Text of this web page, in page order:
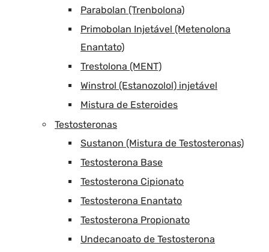
Parabolan (Trenbolona)
Primobolan Injetável (Metenolona
Enantato)
Trestolona (MENT)
Winstrol (Estanozolol) injetável
Mistura de Esteroides
Testosteronas
Sustanon (Mistura de Testosteronas)
Testosterona Base
Testosterona Cipionato
Testosterona Enantato
Testosterona Propionato
Undecanoato de Testosterona